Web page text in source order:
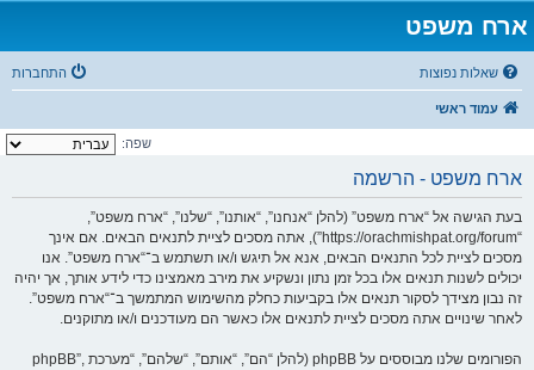
ארח משפט
שאלות נפוצות התחברות
עמוד ראשי
שפה:
ארח משפט - הרשמה
בעת הגישה אל “ארח משפט” (להלן “אנחנו”, “אותנו”, “שלנו”, “ארח משפט”,
“https://orachmishpat.org/forum”), אתה מסכים לציית לתנאים הבאים. אם אינך
מסכים לציית לכל התנאים הבאים, אנא אל תיגש ו/או תשתמש ב־“ארח משפט”. אנו
יכולים לשנות תנאים אלו בכל זמן נתון ונשקיע את מירב מאמצינו כדי לידע אותך, אך יהיה
זה נבון מצידך לסקור תנאים אלו בקביעות כחלק מהשימוש המתמשך ב־“ארח משפט”.
לאחר שינויים אתה מסכים לציית לתנאים אלו כאשר הם מעודכנים ו/או מתוקנים.
הפורומים שלנו מבוססים על phpBB (להלן “הם”, “אותם”, “שלהם”, “מערכת phpBB”,